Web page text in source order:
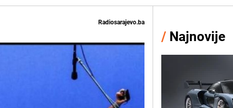
Radiosarajevo.ba
/ Najnovije